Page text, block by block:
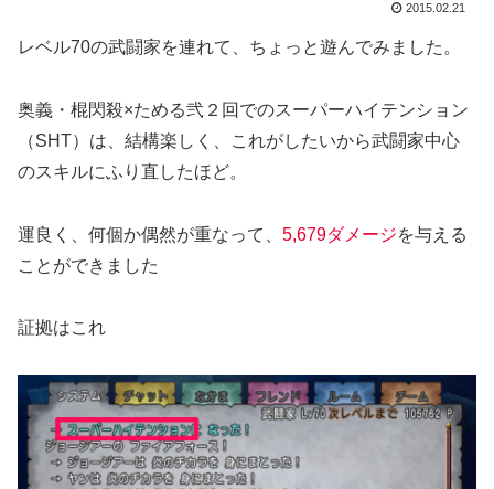
2015.02.21
レベル70の武闘家を連れて、ちょっと遊んでみました。
奥義・棍閃殺×ためる弐２回でのスーパーハイテンション
（SHT） は、結構楽しく、これがしたいから武闘家中心
のスキルにふり直したほど。
運良く、何個か偶然が重なって、 5,679ダメージを与える
ことができました
証拠はこれ